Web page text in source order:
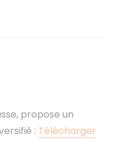
propose un
: Télécharger